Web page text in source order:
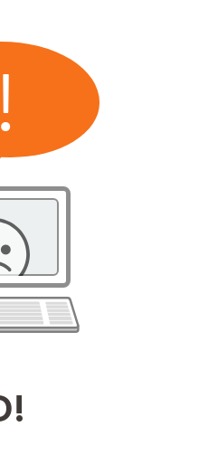
!